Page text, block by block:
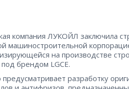
компания ЛУКОЙЛ заключила
машиностроительной
на производстве
брендом LGCE.
разработку